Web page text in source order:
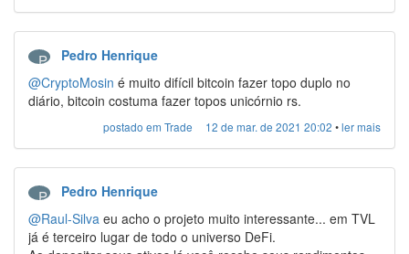
P
Pedro Henrique
@CryptoMosin é muito difícil bitcoin fazer topo duplo no
diário, bitcoin costuma fazer topos unicórnio rs.
postado em Trade 12 de mar. de 2021 20:02 •ler mais
P
Pedro Henrique
@Raul-Silva eu acho o projeto muito interessante... em TVL
já é terceiro lugar de todo o universo DeFi.